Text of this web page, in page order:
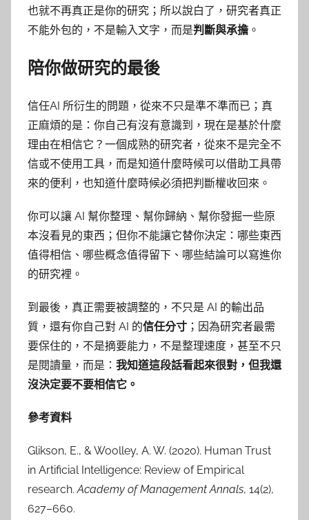
也就不再真正是你的研究；所以說白了，研究者真正
不能外包的，不是輸入文字，而是判斷與承擔 。
陪你做研究的最後
信任AI 所衍生的問題，從來不只是準不準而已；真
正麻煩的是：你自己有沒有意識到，現在是基於什麼
理由在相信它？一個成熟的研究者，從來不是完全不
信或不使用工具，而是知道什麼時候可以借助工具帶
來的便利，也知道什麼時候必須把判斷權收回來。
你可以讓 AI 幫你整理、幫你歸納、幫你發掘一些原
本沒看見的東西；但你不能讓它替你決定：哪些東西
值得相信、哪些概念值得留下、哪些結論可以寫進你
的研究裡。
到最後，真正需要被調整的，不只是 AI 的輸出品
質，還有你自己對 AI 的信任分寸 ；因為研究者最需
要保住的，不是摘要能力，不是整理速度，甚至不只
是閱讀量，而是： 我知道這段話看起來很對，但我還
沒決定要不要相信它。
參考資料
Glikson, E., & Woolley, A. W. (2020). Human Trust
in Artificial Intelligence: Review of Empirical
research.Academy of Management Annals, 14(2),
627–660.